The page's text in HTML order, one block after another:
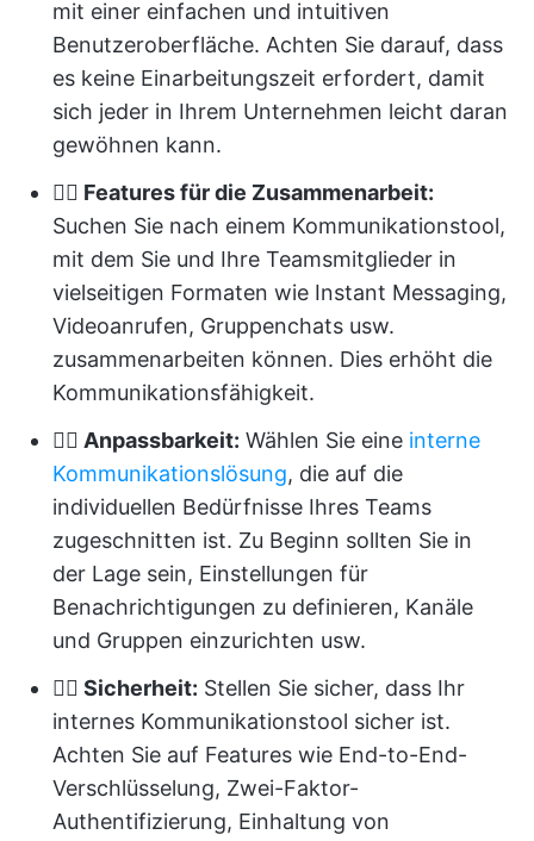
mit einer einfachen und intuitiven
Benutzeroberfläche. Achten Sie darauf, dass
es keine Einarbeitungszeit erfordert, damit
sich jeder in Ihrem Unternehmen leicht daran
gewöhnen kann.
👉🏻 Features für die Zusammenarbeit:
Suchen Sie nach einem Kommunikationstool,
mit dem Sie und Ihre Teamsmitglieder in
vielseitigen Formaten wie Instant Messaging,
Videoanrufen, Gruppenchats usw.
zusammenarbeiten können. Dies erhöht die
Kommunikationsfähigkeit.
👉🏻 Anpassbarkeit: Wählen Sie eine interne
Kommunikationslösung, die auf die
individuellen Bedürfnisse Ihres Teams
zugeschnitten ist. Zu Beginn sollten Sie in
der Lage sein, Einstellungen für
Benachrichtigungen zu definieren, Kanäle
und Gruppen einzurichten usw.
👉🏻 Sicherheit: Stellen Sie sicher, dass Ihr
internes Kommunikationstool sicher ist.
Achten Sie auf Features wie End-to-End-
Verschlüsselung, Zwei-Faktor-
Authentifizierung, Einhaltung von